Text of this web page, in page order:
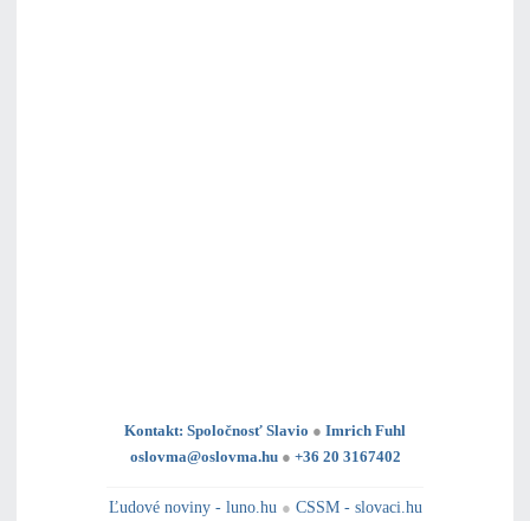
Kontakt: Spoločnosť Slavio ● Imrich Fuhl
oslovma@oslovma.hu ● +36 20 3167402
Ľudové noviny - luno.hu ● CSSM - slovaci.hu